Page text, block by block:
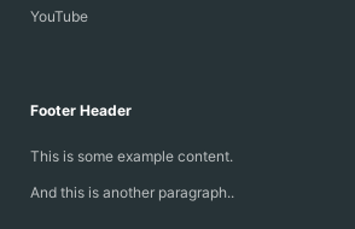
YouTube
Footer Header
This is some example content.
And this is another paragraph..